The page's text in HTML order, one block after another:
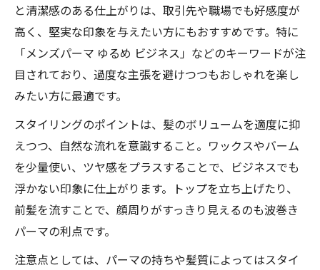
と清潔感のある仕上がりは、取引先や職場でも好感度が
高く、堅実な印象を与えたい方にもおすすめです。特に
「メンズパーマ ゆるめ ビジネス」などのキーワードが注
目されており、過度な主張を避けつつもおしゃれを楽し
みたい方に最適です。
スタイリングのポイントは、髪のボリュームを適度に抑
えつつ、自然な流れを意識すること。ワックスやバーム
を少量使い、ツヤ感をプラスすることで、ビジネスでも
浮かない印象に仕上がります。トップを立ち上げたり、
前髪を流すことで、顔周りがすっきり見えるのも波巻き
パーマの利点です。
注意点としては、パーマの持ちや髪質によってはスタイ